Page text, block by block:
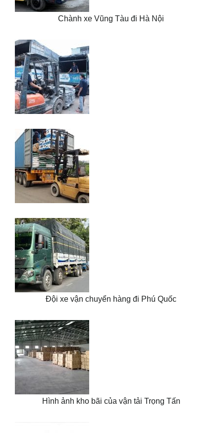
Chành xe Vũng Tàu đi Hà Nội
Đội xe vận chuyển hàng đi Phú Quốc
Hình ảnh kho bãi của vận tải Trọng Tấn